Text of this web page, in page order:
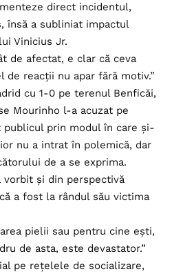
direct incidentul,
însă a subliniat impactul
Vinicius Jr.
de afectat, e clar că ceva
de reacții nu apar fără motiv.”
cu 1-0 pe terenul Benficăi,
Mourinho l-a acuzat pe
publicul prin modul în care și-
nu a intrat în polemică, dar
de a se exprima.
vorbit și din perspectivă
a fost la rândul său victima
pielii sau pentru cine ești,
de asta, este devastator.”
pe rețelele de socializare,